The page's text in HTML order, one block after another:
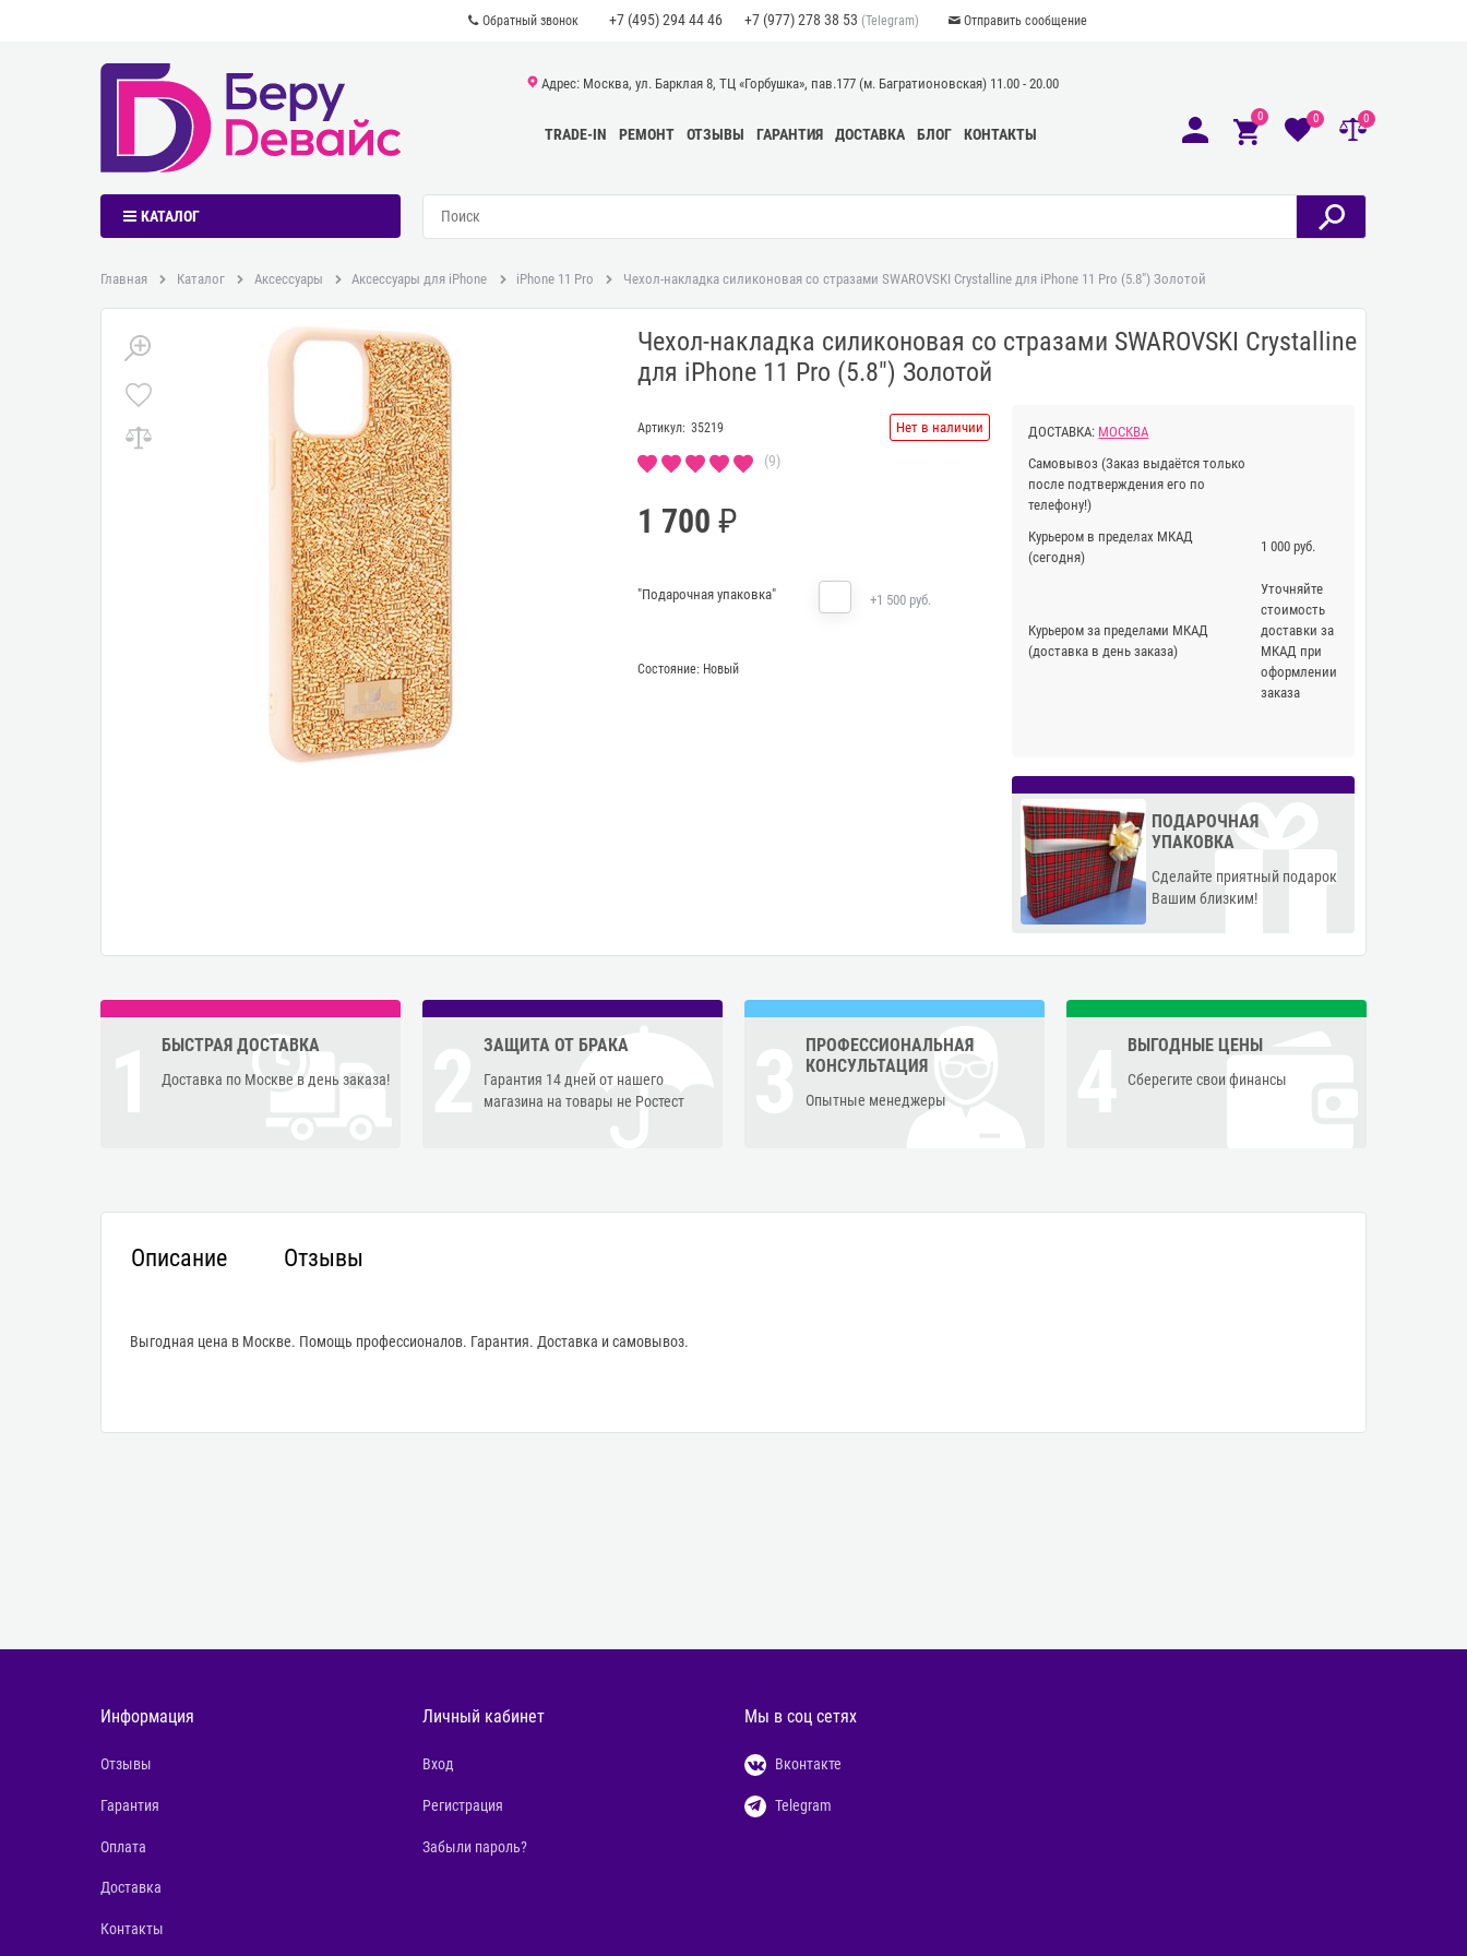
Обратный звонок +7 (495) 294 44 46 +7 (977) 278 38 53 (Telegram) Отправить сообщение
Адрес: Москва, ул. Барклая 8, ТЦ «Горбушка», пав.177 (м. Багратионовская) 11.00 - 20.00
TRADE-IN РЕМОНТ ОТЗЫВЫ ГАРАНТИЯ ДОСТАВКА БЛОГ КОНТАКТЫ
0 0 0
КАТАЛОГ
Главная Каталог Аксессуары Аксессуары для iPhone iPhone 11 Pro Чехол-накладка силиконовая со стразами SWAROVSKI Crystalline для iPhone 11 Pro (5.8") Золотой
Чехол-накладка силиконовая со стразами SWAROVSKI Crystalline
для iPhone 11 Pro (5.8") Золотой
Артикул: 35219 Нет в наличии
(9)
1 700
"Подарочная упаковка" +1 500 руб.
Состояние: Новый
ДОСТАВКА: МОСКВА
Самовывоз (Заказ выдаётся только
после подтверждения его по
телефону!)
Курьером в пределах МКАД
(сегодня)
1 000 руб.
Курьером за пределами МКАД
(доставка в день заказа)
Уточняйте
стоимость
доставки за
МКАД при
оформлении
заказа
ПОДАРОЧНАЯ
УПАКОВКА
Сделайте приятный подарок
Вашим близким!
БЫСТРАЯ ДОСТАВКА
Доставка по Москве в день заказа!
ЗАЩИТА ОТ БРАКА
Гарантия 14 дней от нашего
магазина на товары не Ростест
ПРОФЕССИОНАЛЬНАЯ
КОНСУЛЬТАЦИЯ
Опытные менеджеры
ВЫГОДНЫЕ ЦЕНЫ
Сберегите свои финансы
Описание Отзывы
Выгодная цена в Москве. Помощь профессионалов. Гарантия. Доставка и самовывоз.
Информация
Отзывы
Гарантия
Оплата
Доставка
Контакты
Личный кабинет
Вход
Регистрация
Забыли пароль?
Мы в соц сетях
Вконтакте
Telegram